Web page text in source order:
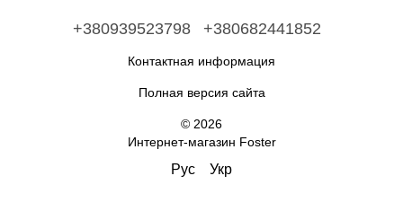
+380939523798 +380682441852
Контактная информация
Полная версия сайта
© 2026
Интернет-магазин Foster
Рус Укр